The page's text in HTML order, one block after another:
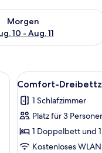
Aug. 10.
Morgen
10 - Aug. 11
für
mit Computer, Stuhl
Alle
Fotos
für
Comfort-
Dreibettzimmer
anzeigen
9
Comfort-
1 Schlafzimmer
Platz für 3
1 Doppelbett und
Kostenloses WLAN